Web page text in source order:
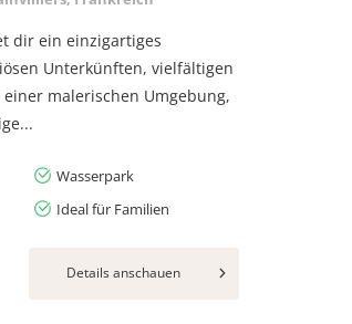
dir ein einzigartiges
Unterkünften, vielfältigen
malerischen Umgebung,
Wasserpark
Ideal für Familien
Details anschauen